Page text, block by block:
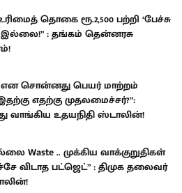
தொகை ரூ.2,500 பற்றி ‘பேச்சு
இல்லை!” : தங்கம் தென்னரசு
என சொன்னது பெயர் மாற்றம்
எதற்கு முதலமைச்சர்?”:
வாங்கிய உதயநிதி ஸ்டாலின்!
Waste .. முக்கிய வாக்குறுதிகள்
விடாத பட்ஜெட்” : திமுக தலைவர்